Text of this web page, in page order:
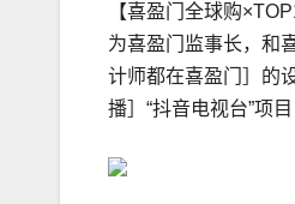
【喜盈门全球购
为喜盈门监事长，和
计师都在喜盈门］的
播］“抖音电视台”项